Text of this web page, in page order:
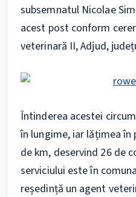
subsemnatul Nicolae
acest post conform
veterinară II, Adjud,
Întinderea acestei
în lungime, iar lățimea în
de km, deservind 26 de
serviciului este în
reședință un agent